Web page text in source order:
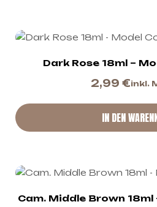
Dark Rose 18ml –
2,99 €inkl.
IN DEN
Cam. Middle Brown 18ml